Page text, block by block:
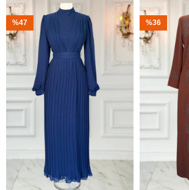
%47 %36